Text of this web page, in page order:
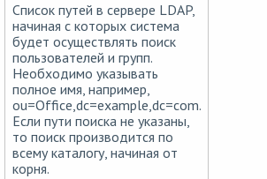
Список путей в сервере LDAP,
начиная с которых система
будет осуществлять поиск
пользователей и групп.
Необходимо указывать
полное имя, например,
ou=Office,dc=example,dc=com.
Если пути поиска не указаны,
то поиск производится по
всему каталогу, начиная от
корня.